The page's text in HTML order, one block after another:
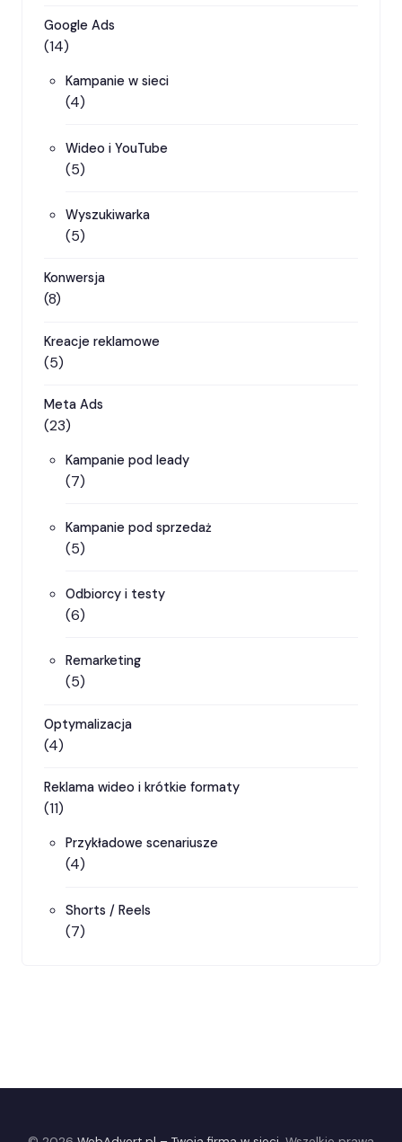
Google Ads
(14)
Kampanie w sieci
(4)
Wideo i YouTube
(5)
Wyszukiwarka
(5)
Konwersja
(8)
Kreacje reklamowe
(5)
Meta Ads
(23)
Kampanie pod leady
(7)
Kampanie pod sprzedaż
(5)
Odbiorcy i testy
(6)
Remarketing
(5)
Optymalizacja
(4)
Reklama wideo i krótkie formaty
(11)
Przykładowe scenariusze
(4)
Shorts / Reels
(7)